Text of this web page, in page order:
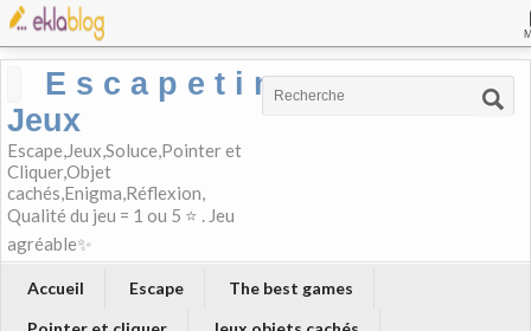
E s c a p e t i m e-
Jeux
Escape,Jeux,Soluce,Pointer et
Cliquer,Objet
cachés,Enigma,Réflexion,
Qualité du jeu = 1 ou 5 ⭐ . Jeu
agréable✨
Accueil Escape
The best games